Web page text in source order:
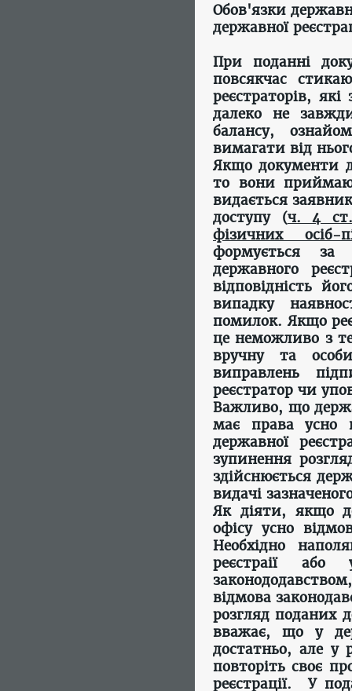
Обов'язки
державної
При поданні
повсякчас
реєстраторів,
далеко не
балансу,
вимагати від
Якщо документи
то вони
видається
доступу (ч. 4 ст.
фізичних осіб-
формується за
державного
відповідність
випадку
помилок. Якщо
це неможливо з
вручну та
виправлень
реєстратор чи
Важливо, що
має права усно
державної
зупинення
здійснюється
видачі
Як діяти, якщо
офісу усно
Необхідно
реєстраії або
відмова
розгляд поданих
вважає, що у
достатньо, але у
повторіть своє
реєстрації. У